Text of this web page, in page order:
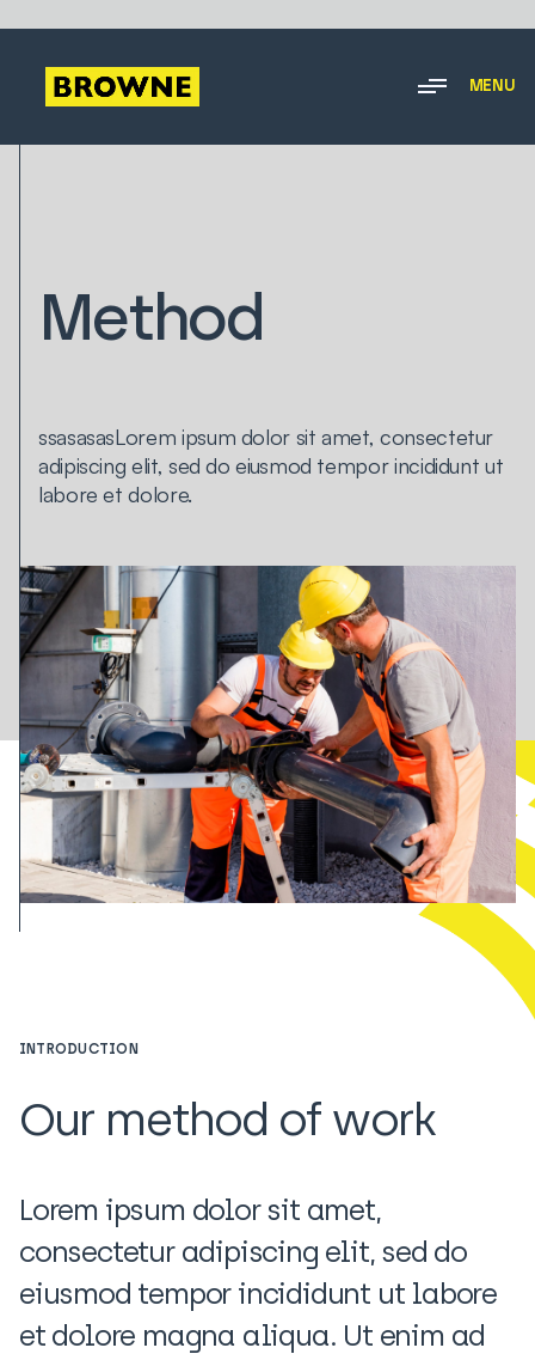
MENU
Method
ssasasasLorem ipsum dolor sit amet, consectetur
adipiscing elit, sed do eiusmod tempor incididunt ut
labore et dolore.
INTRODUCTION
Our method of work
Lorem ipsum dolor sit amet,
consectetur adipiscing elit, sed do
eiusmod tempor incididunt ut labore
et dolore magna aliqua. Ut enim ad